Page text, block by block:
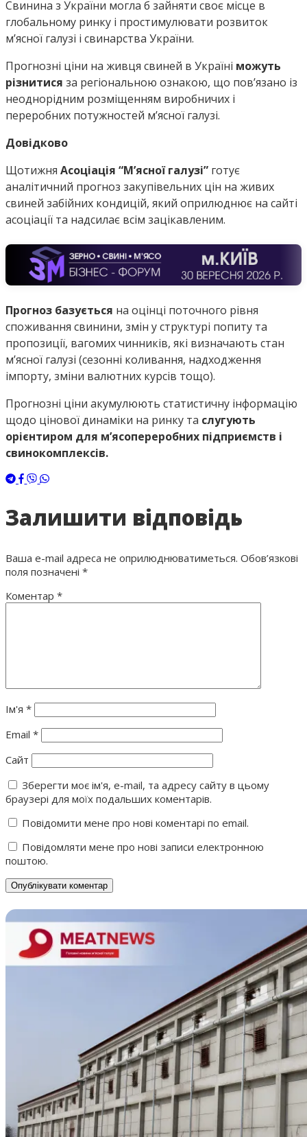
Свинина з України могла б зайняти своє місце в
глобальному ринку і простимулювати розвиток
мʼясної галузі і свинарства України.
Прогнозні ціни на живця свиней в Україні можуть
різнитися за регіональною ознакою, що пов’язано із
неоднорідним розміщенням виробничих і
переробних потужностей м’ясної галузі.
Довідково
Щотижня Асоціація “М’ясної галузі” готує
аналітичний прогноз закупівельних цін на живих
свиней забійних кондицій, який оприлюднює на сайті
асоціації та надсилає всім зацікавленим.
Прогноз базується на оцінці поточного рівня
споживання свинини, змін у структурі попиту та
пропозиції, вагомих чинників, які визначають стан
м’ясної галузі (сезонні коливання, надходження
імпорту, зміни валютних курсів тощо).
Прогнозні ціни акумулюють статистичну інформацію
щодо цінової динаміки на ринку та слугують
орієнтиром для м’ясопереробних підприємств і
свинокомплексів.
Залишити відповідь
Ваша e-mail адреса не оприлюднюватиметься. Обов’язкові
поля позначені *
Коментар *
Ім'я *
Email *
Сайт
Зберегти моє ім'я, e-mail, та адресу сайту в цьому
браузері для моїх подальших коментарів.
Повідомити мене про нові коментарі по email.
Повідомляти мене про нові записи електронною
поштою.